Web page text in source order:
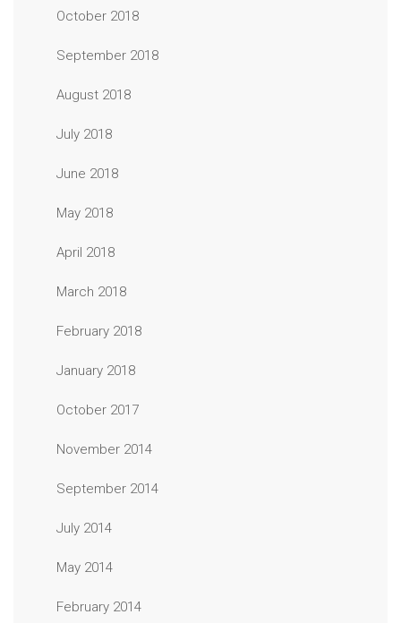
October 2018
September 2018
August 2018
July 2018
June 2018
May 2018
April 2018
March 2018
February 2018
January 2018
October 2017
November 2014
September 2014
July 2014
May 2014
February 2014